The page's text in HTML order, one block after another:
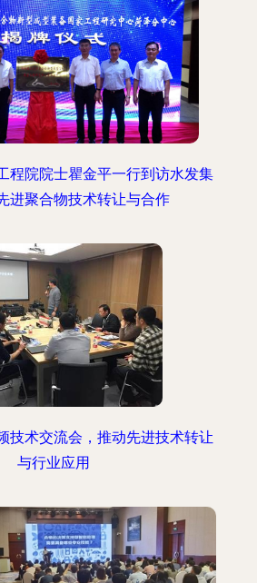
程院院士瞿金平一行到访水发集
进聚合物技术转让与合作
技术交流会，推动先进技术转让
与行业应用